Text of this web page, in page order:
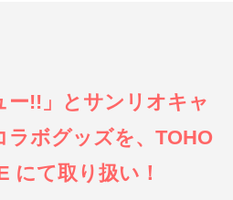
ー!!」とサンリオキャ
ラボグッズを、TOHO
にて取り扱い！